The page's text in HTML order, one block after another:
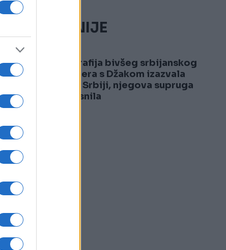
NAJČITANIJE
1
Fotografija bivšeg srbijanskog
fudbalera s Džakom izazvala
haos u Srbiji, njegova supruga
pobjesnila